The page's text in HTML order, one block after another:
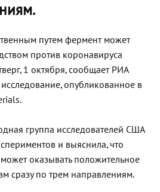
путем фермент может
против коронавируса
1 октября, сообщает РИА
опубликованное в
группа исследователей США
и выяснила, что
оказывать положительное
сразу по трем направлениям.